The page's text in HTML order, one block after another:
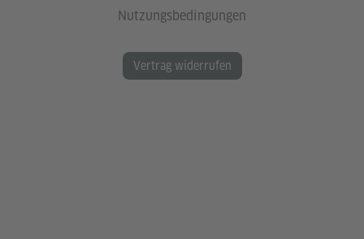
Nutzungsbedingungen
Vertrag widerrufen